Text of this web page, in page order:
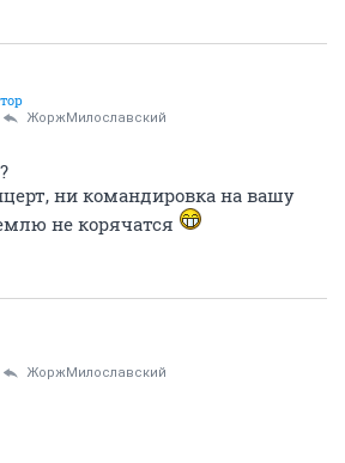
ЖоржМилославский
ни командировка на вашу
не корячатся
ЖоржМилославский